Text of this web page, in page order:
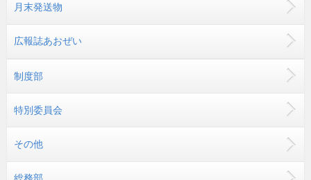
月末発送物
広報誌あおぜい
制度部
特別委員会
その他